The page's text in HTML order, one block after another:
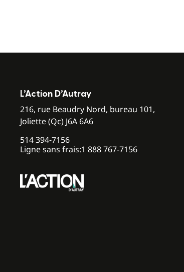
L’Action D’Autray
216, rue Beaudry Nord, bureau 101,
Joliette (Qc) J6A 6A6
514 394-7156
Ligne sans frais:1 888 767-7156